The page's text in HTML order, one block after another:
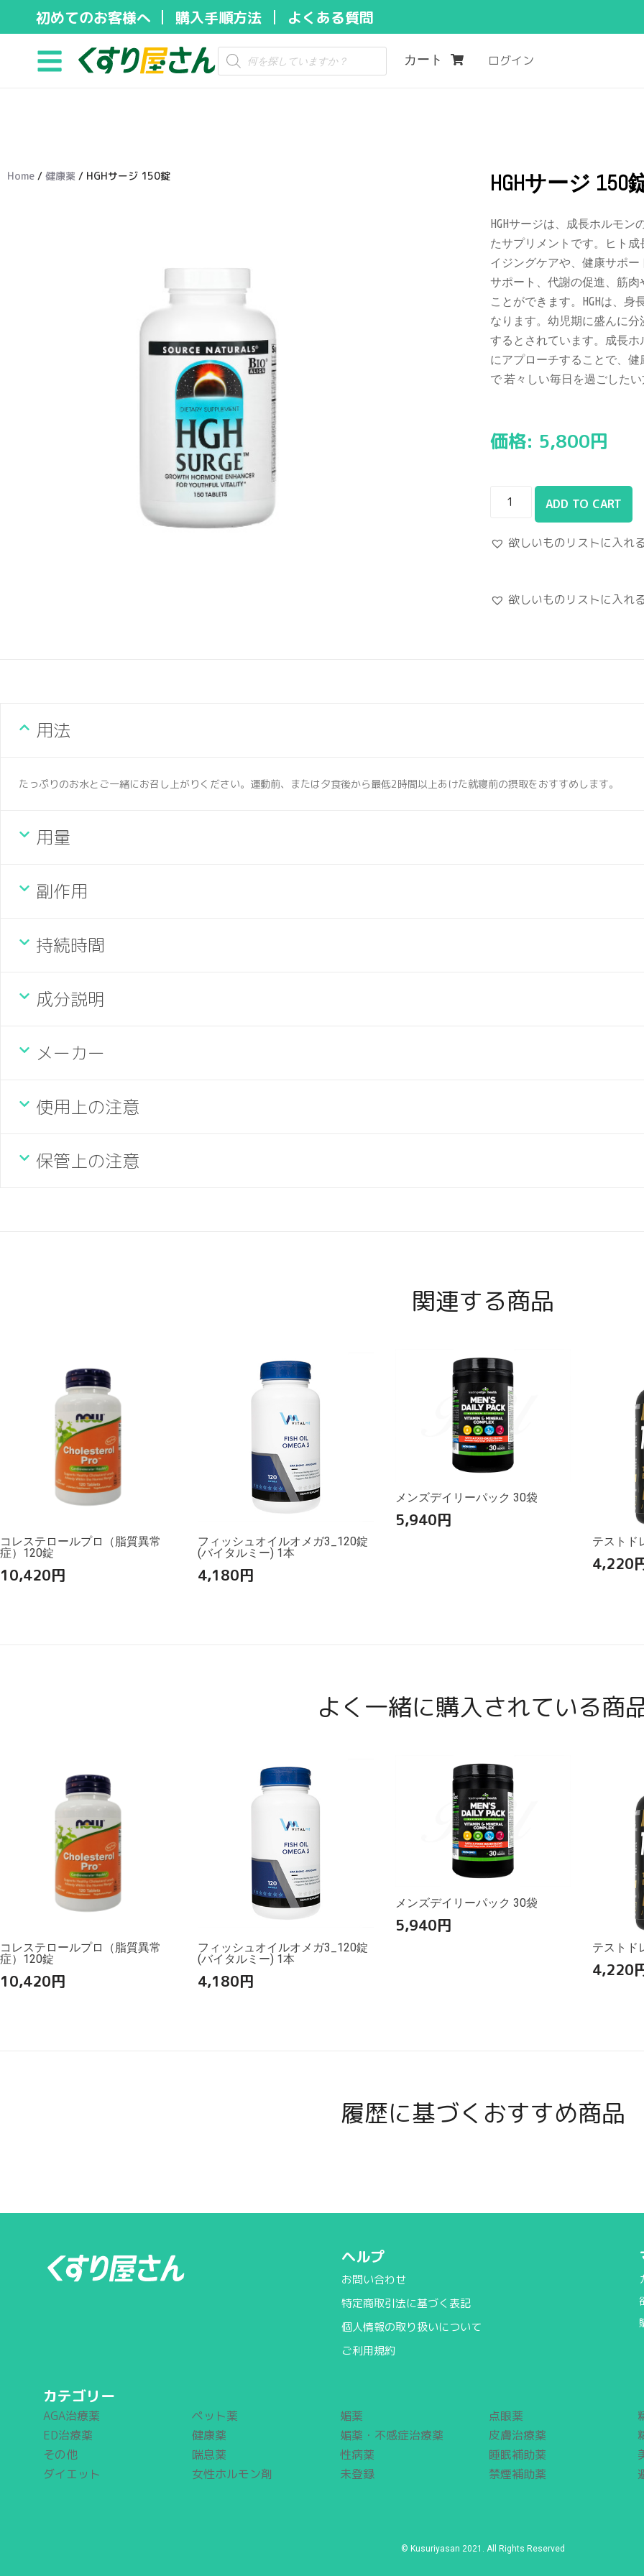
キ
初めてのお客様へ 購入手順方法 よくある質問
カート ログイン
Home / 健康薬 / HGHサージ 150錠 HGHサージ 150
HGHサージは、成長ホルモ
たサプリメントです。ヒト成
イジングケアや、健康サポー
サポート、代謝の促進、筋
ことができます。HGHは、
なります。幼児期に盛んに
するとされています。成長
にアプローチすることで、
で 若々しい毎日を過ごした
価格: 5,800円
ADD TO CART
欲しいものリストに入れ
欲しいものリストに入れ
用法
たっぷりのお水とご一緒にお召し上がりください。運動前、または夕食後から最低2時間以上あけた就寝前の摂取をおすすめします。
用量
副作用
持続時間
成分説明
メーカー
使用上の注意
保管上の注意
関連する商品
コレステロールプロ（脂質異常
症）120錠
10,420円
フィッシュオイルオメガ3_120錠
(バイタルミー) 1本
4,180円
メンズデイリーパック 30袋
5,940円
テストド
4,220
よく一緒に購入されている商
コレステロールプロ（脂質異常
症）120錠
10,420円
フィッシュオイルオメガ3_120錠
(バイタルミー) 1本
4,180円
メンズデイリーパック 30袋
5,940円
テストド
4,220
履歴に基づくおすすめ商品
ヘルプ
お問い合わせ
特定商取引法に基づく表記
個人情報の取り扱いについて
ご利用規約
カテゴリー
AGA治療薬
ED治療薬
その他
ダイエット
ペット薬
健康薬
喘息薬
女性ホルモン剤
媚薬
媚薬・不感症治療薬
性病薬
未登録
点眼薬
皮膚治療薬
睡眠補助薬
禁煙補助薬
© Kusuriyasan 2021. All Rights Reserved